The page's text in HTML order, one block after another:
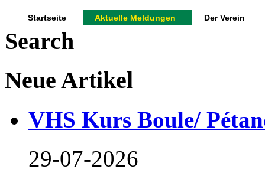
Startseite Aktuelle Meldungen Der Verein
Search
Neue Artikel
VHS Kurs Boule/
29-07-2026